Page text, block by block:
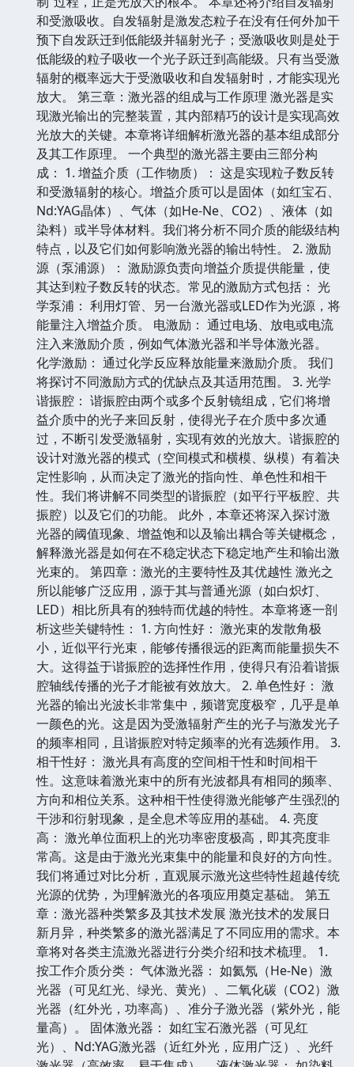
和受激吸收。自发辐射是激发态粒子在没有任何外加干
预下自发跃迁到低能级并辐射光子；受激吸收则是处于
低能级的粒子吸收一个光子跃迁到高能级。只有当受激
辐射的概率远大于受激吸收和自发辐射时，才能实现光
放大。 第三章：激光器的组成与工作原理 激光器是实
现激光输出的完整装置，其内部精巧的设计是实现高效
光放大的关键。本章将详细解析激光器的基本组成部分
及其工作原理。 一个典型的激光器主要由三部分构
成： 1. 增益介质（工作物质）： 这是实现粒子数反转
和受激辐射的核心。增益介质可以是固体（如红宝石、
Nd:YAG晶体）、气体（如He-Ne、CO2）、液体（如
染料）或半导体材料。我们将分析不同介质的能级结构
特点，以及它们如何影响激光器的输出特性。 2. 激励
源（泵浦源）： 激励源负责向增益介质提供能量，使
其达到粒子数反转的状态。常见的激励方式包括： 光
学泵浦： 利用灯管、另一台激光器或LED作为光源，将
能量注入增益介质。 电激励： 通过电场、放电或电流
注入来激励介质，例如气体激光器和半导体激光器。
化学激励： 通过化学反应释放能量来激励介质。 我们
将探讨不同激励方式的优缺点及其适用范围。 3. 光学
谐振腔： 谐振腔由两个或多个反射镜组成，它们将增
益介质中的光子来回反射，使得光子在介质中多次通
过，不断引发受激辐射，实现有效的光放大。谐振腔的
设计对激光器的模式（空间模式和横模、纵模）有着决
定性影响，从而决定了激光的指向性、单色性和相干
性。我们将讲解不同类型的谐振腔（如平行平板腔、共
振腔）以及它们的功能。 此外，本章还将深入探讨激
光器的阈值现象、增益饱和以及输出耦合等关键概念，
解释激光器是如何在不稳定状态下稳定地产生和输出激
光束的。 第四章：激光的主要特性及其优越性 激光之
所以能够广泛应用，源于其与普通光源（如白炽灯、
LED）相比所具有的独特而优越的特性。本章将逐一剖
析这些关键特性： 1. 方向性好： 激光束的发散角极
小，近似平行光束，能够传播很远的距离而能量损失不
大。这得益于谐振腔的选择性作用，使得只有沿着谐振
腔轴线传播的光子才能被有效放大。 2. 单色性好： 激
光器的输出光波长非常集中，频谱宽度极窄，几乎是单
一颜色的光。这是因为受激辐射产生的光子与激发光子
的频率相同，且谐振腔对特定频率的光有选频作用。 3.
相干性好： 激光具有高度的空间相干性和时间相干
性。这意味着激光束中的所有光波都具有相同的频率、
方向和相位关系。这种相干性使得激光能够产生强烈的
干涉和衍射现象，是全息术等应用的基础。 4. 亮度
高： 激光单位面积上的光功率密度极高，即其亮度非
常高。这是由于激光光束集中的能量和良好的方向性。
我们将通过对比分析，直观展示激光这些特性超越传统
光源的优势，为理解激光的各项应用奠定基础。 第五
章：激光器种类繁多及其技术发展 激光技术的发展日
新月异，种类繁多的激光器满足了不同应用的需求。本
章将对各类主流激光器进行分类介绍和技术梳理。 1.
按工作介质分类： 气体激光器： 如氦氖（He-Ne）激
光器（可见红光、绿光、黄光）、二氧化碳（CO2）激
光器（红外光，功率高）、准分子激光器（紫外光，能
量高）。 固体激光器： 如红宝石激光器（可见红
光）、Nd:YAG激光器（近红外光，应用广泛）、光纤